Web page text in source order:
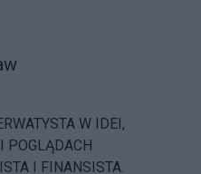
W IDEI,
POGLĄDACH
I FINANSISTA.